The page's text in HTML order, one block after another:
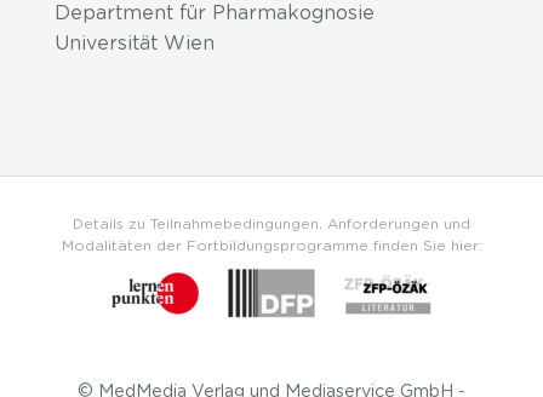
Department für Pharmakognosie
Universität Wien
Details zu Teilnahmebedingungen, Anforderungen und
Modalitäten der Fortbildungsprogramme finden Sie hier:
© MedMedia Verlag und Mediaservice GmbH -